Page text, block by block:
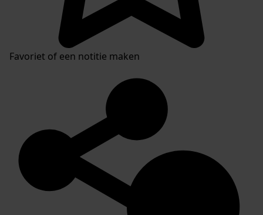
Favoriet of een notitie maken